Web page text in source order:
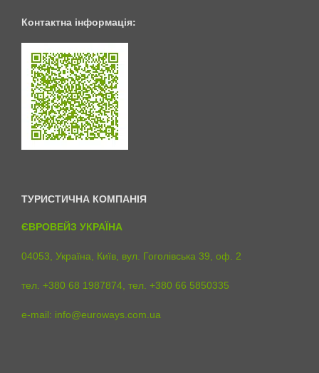
Контактна інформація:
ТУРИСТИЧНА КОМПАНІЯ
ЄВРОВЕЙЗ УКРАЇНА
04053, Україна, Київ, вул. Гоголівська 39, оф. 2
тел. +380 68 1987874, тел. +380 66 5850335
e-mail: info@euroways.com.ua